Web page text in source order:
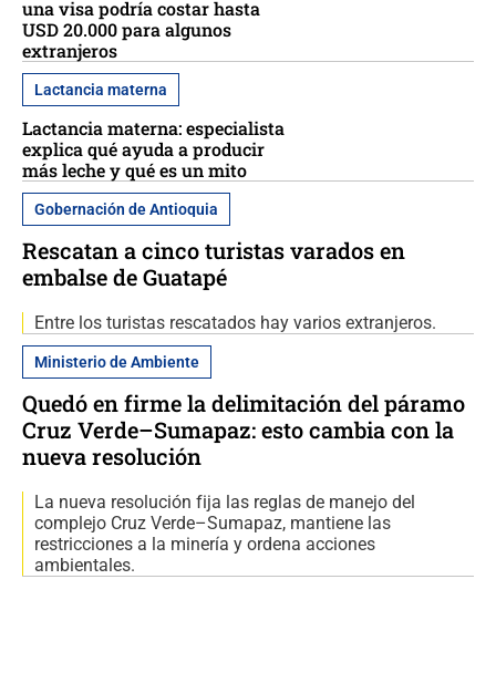
una visa podría costar hasta
USD 20.000 para algunos
extranjeros
Lactancia materna
Lactancia materna: especialista
explica qué ayuda a producir
más leche y qué es un mito
Gobernación de Antioquia
Rescatan a cinco turistas varados en
embalse de Guatapé
Entre los turistas rescatados hay varios extranjeros.
Ministerio de Ambiente
Quedó en firme la delimitación del páramo
Cruz Verde–Sumapaz: esto cambia con la
nueva resolución
La nueva resolución fija las reglas de manejo del
complejo Cruz Verde–Sumapaz, mantiene las
restricciones a la minería y ordena acciones
ambientales.